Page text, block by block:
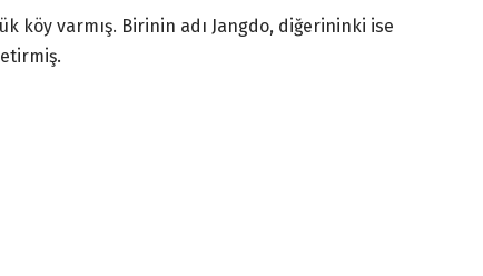
köy varmış. Birinin adı Jangdo, diğerininki ise